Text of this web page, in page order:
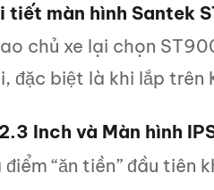
tiết màn hình Santek
chủ xe lại chọn
đặc biệt là khi lắp trên
Inch và Màn hình
“ăn tiền” đầu tiên